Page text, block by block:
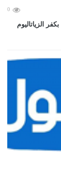
0
الزياتاليوم